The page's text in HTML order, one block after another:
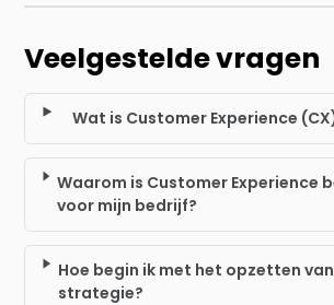
Veelgestelde vragen
Wat is Customer Experience
Waarom is Customer Experience
voor mijn bedrijf?
Hoe begin ik met het opzetten
strategie?